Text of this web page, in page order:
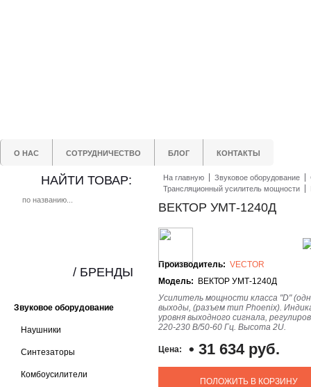
О НАС СОТРУДНИЧЕСТВО БЛОГ КОНТАКТЫ
НАЙТИ ТОВАР:
Звуковое оборудование
Наушники
Синтезаторы
Комбоусилители
/ БРЕНДЫ
На главную Звуковое оборудование
Трансляционный усилитель мощности
ВЕКТОР УМТ-1240Д
Производитель: VECTOR
Модель: ВЕКТОР УМТ-1240Д
Усилитель мощности класса "D"
выходы, (разъем тип Phoenix).
уровня выходного сигнала,
220-230 В/50-60 Гц. Высота 2U.
Цена: • 31 634 руб.
ПОЛОЖИТЬ В КОРЗИНУ